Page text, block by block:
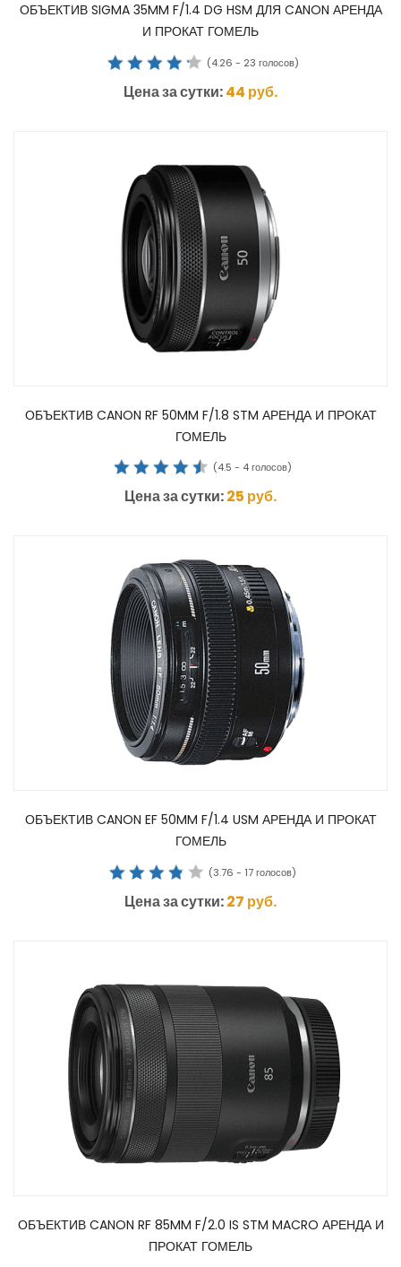
ОБЪЕКТИВ SIGMA 35MM F/1.4 DG HSM ДЛЯ CANON АРЕНДА
И ПРОКАТ ГОМЕЛЬ
(4.26 - 23 голосов)
Цена за сутки:44 руб.
ОБЪЕКТИВ CANON RF 50MM F/1.8 STM АРЕНДА И ПРОКАТ
ГОМЕЛЬ
(4.5 - 4голосов)
Цена за сутки:25 руб.
ОБЪЕКТИВ CANON EF 50MM F/1.4 USM АРЕНДА И ПРОКАТ
ГОМЕЛЬ
(3.76 - 17голосов)
Цена за сутки:27 руб.
ОБЪЕКТИВ CANON RF 85MM F/2.0 IS STM MACRO АРЕНДА И
ПРОКАТ ГОМЕЛЬ